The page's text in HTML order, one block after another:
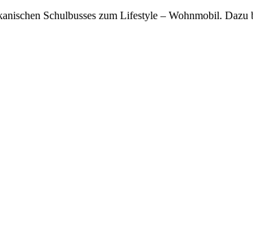
Schulbusses zum Lifestyle – Wohnmobil.